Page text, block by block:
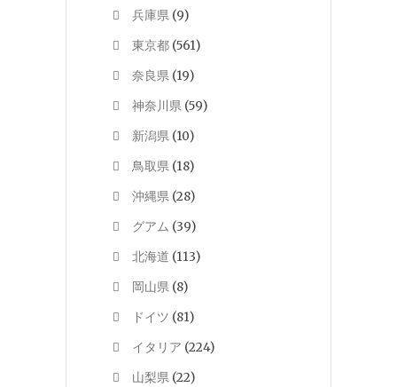
兵庫県 (9)
東京都 (561)
奈良県 (19)
神奈川県 (59)
新潟県 (10)
鳥取県 (18)
沖縄県 (28)
グアム (39)
北海道 (113)
岡山県 (8)
ドイツ (81)
イタリア (224)
山梨県 (22)